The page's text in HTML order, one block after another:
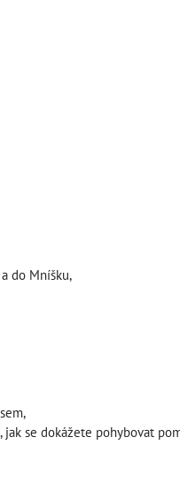
do Mníšku,
se dokážete pohybovat